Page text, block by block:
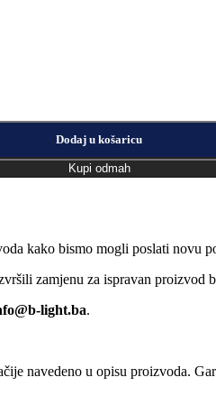
Dodaj u košaricu
Kupi odmah
kako bismo mogli poslati novu
zamjenu za ispravan proizvod
light.ba.
navedeno u opisu proizvoda.